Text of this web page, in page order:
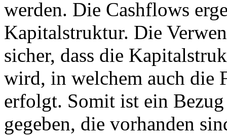
werden. Die Cashflows
Kapitalstruktur. Die
sicher, dass die
wird, in welchem auch die
erfolgt. Somit ist ein
gegeben, die vorhanden